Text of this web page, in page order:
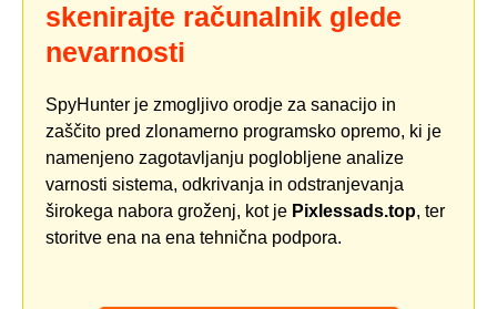
skenirajte računalnik glede
nevarnosti
SpyHunter je zmogljivo orodje za sanacijo in
zaščito pred zlonamerno programsko opremo, ki je
namenjeno zagotavljanju poglobljene analize
varnosti sistema, odkrivanja in odstranjevanja
širokega nabora groženj, kot je Pixlessads.top, ter
storitve ena na ena tehnična podpora.